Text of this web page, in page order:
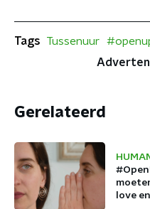
Tags Tussenuur
Gerelateerd
love